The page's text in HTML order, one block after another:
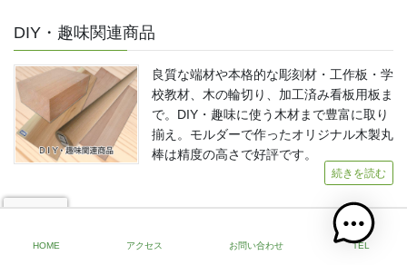
DIY・趣味関連商品
良質な端材や本格的な彫刻材・工作板・学
校教材、木の輪切り、加工済み看板用板ま
で。DIY・趣味に使う木材まで豊富に取り
揃え。モルダーで作ったオリジナル木製丸
棒は精度の高さで好評です。
続きを読む
HOME アクセス お問い合わせ TEL